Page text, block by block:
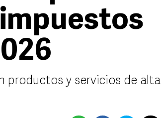
productos y servicios de alta